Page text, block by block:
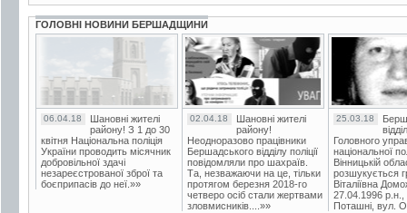
ГОЛОВНІ НОВИНИ БЕРШАДЩИНИ
06.04.18
Шановні жителі
району! З 1 до 30
квітня Національна поліція
України проводить місячник
добровільної здачі
незареєстрованої зброї та
боєприпасів до неї.»»
02.04.18
Шановні жителі
району!
Неодноразово працівники
Бершадського відділу поліції
повідомляли про шахраїв.
Та, незважаючи на це, тільки
протягом березня 2018-го
четверо осіб стали жертвами
зловмисників....»»
25.03.18
Головного
національної
Вінницькій
розшукується
Віталіївна
27.04.1996 р.н.,
Поташні, вул.